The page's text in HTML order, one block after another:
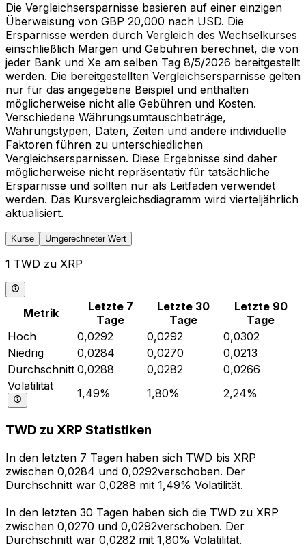
Die Vergleichsersparnisse basieren auf einer einzigen
Überweisung von GBP 20,000 nach USD. Die
Ersparnisse werden durch Vergleich des Wechselkurses
einschließlich Margen und Gebühren berechnet, die von
jeder Bank und Xe am selben Tag 8/5/2026 bereitgestellt
werden. Die bereitgestellten Vergleichsersparnisse gelten
nur für das angegebene Beispiel und enthalten
möglicherweise nicht alle Gebühren und Kosten.
Verschiedene Währungsumtauschbeträge,
Währungstypen, Daten, Zeiten und andere individuelle
Faktoren führen zu unterschiedlichen
Vergleichsersparnissen. Diese Ergebnisse sind daher
möglicherweise nicht repräsentativ für tatsächliche
Ersparnisse und sollten nur als Leitfaden verwendet
werden. Das Kursvergleichsdiagramm wird vierteljährlich
aktualisiert.
Kurse Umgerechneter Wert
1 TWD zu XRP
Metrik
Letzte 7
Tage
Letzte 30
Tage
Letzte 90
Tage
Hoch
0,0292 0,0292
0,0302
Niedrig
0,0284 0,0270
0,0213
Durchschnitt 0,0288 0,0282
0,0266
Volatilität
1,49% 1,80% 2,24%
TWD zu XRP Statistiken
In den letzten 7 Tagen haben sich TWD bis XRP
zwischen 0,0284 und 0,0292verschoben. Der
Durchschnitt war 0,0288 mit 1,49% Volatilität.
In den letzten 30 Tagen haben sich die TWD zu XRP
zwischen 0,0270 und 0,0292verschoben. Der
Durchschnitt war 0,0282 mit 1,80% Volatilität.